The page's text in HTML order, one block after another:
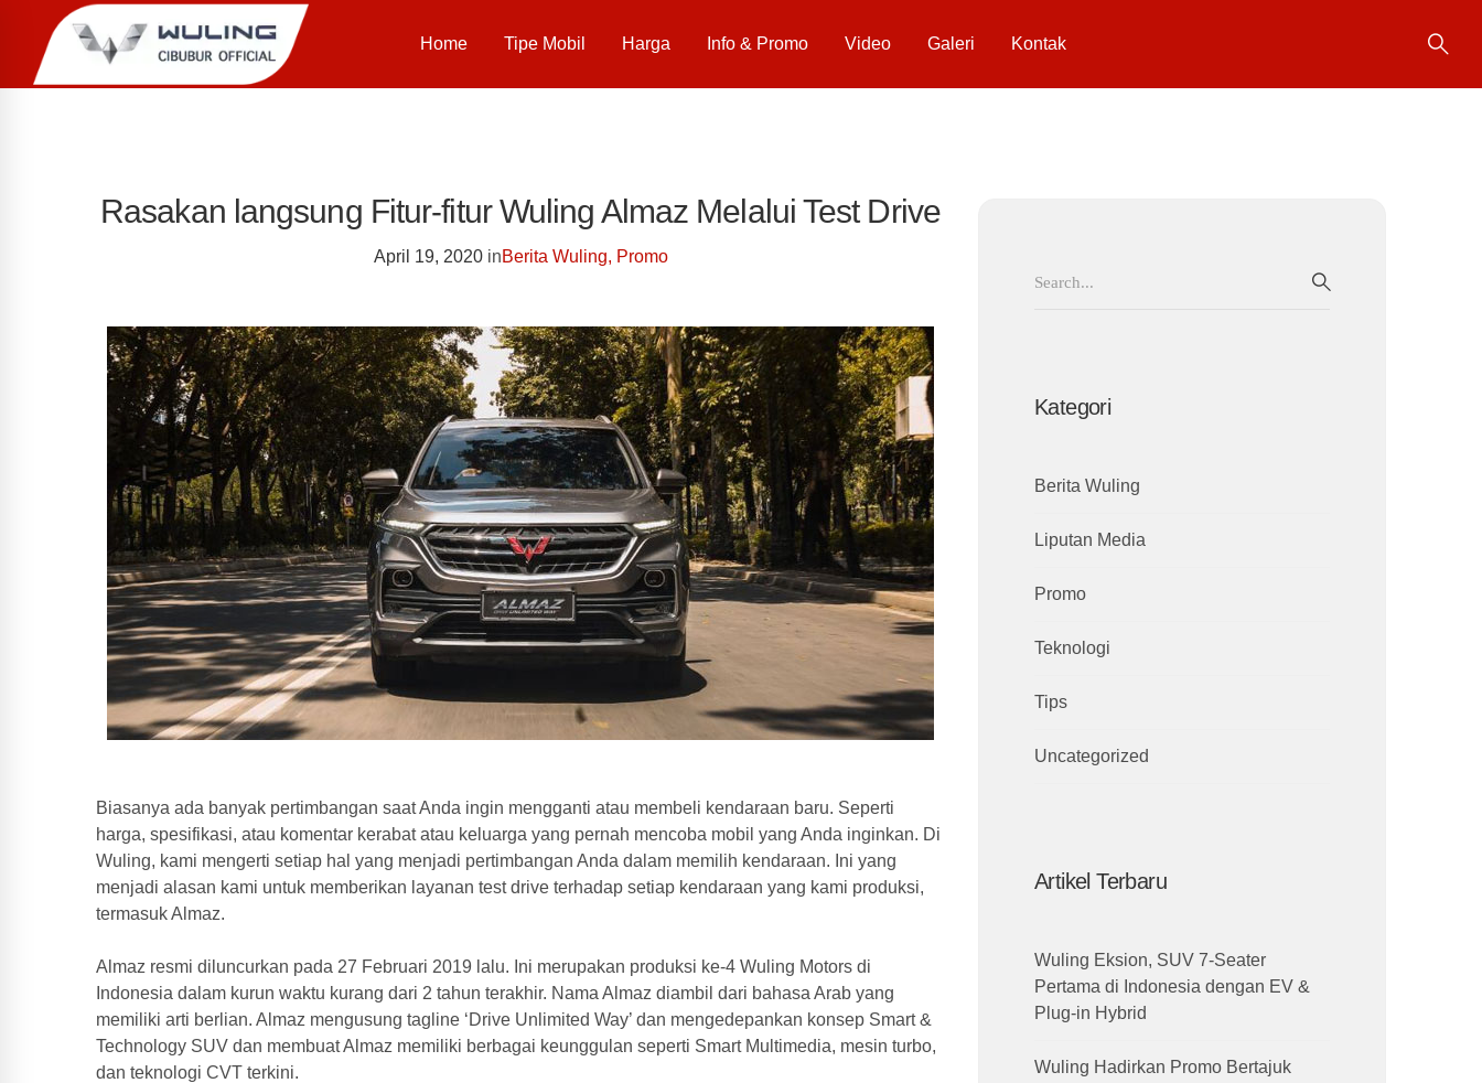
Home Tipe Mobil Harga Info & Promo Video Galeri Kontak
Rasakan langsung Fitur-fitur Wuling Almaz Melalui Test Drive
April 19, 2020inBerita Wuling, Promo
Biasanya ada banyak pertimbangan saat Anda ingin mengganti atau membeli kendaraan baru. Seperti
harga, spesifikasi, atau komentar kerabat atau keluarga yang pernah mencoba mobil yang Anda inginkan. Di
Wuling, kami mengerti setiap hal yang menjadi pertimbangan Anda dalam memilih kendaraan. Ini yang
menjadi alasan kami untuk memberikan layanan test drive terhadap setiap kendaraan yang kami produksi,
termasuk Almaz.
Almaz resmi diluncurkan pada 27 Februari 2019 lalu. Ini merupakan produksi ke-4 Wuling Motors di
Indonesia dalam kurun waktu kurang dari 2 tahun terakhir. Nama Almaz diambil dari bahasa Arab yang
memiliki arti berlian. Almaz mengusung tagline ‘Drive Unlimited Way’ dan mengedepankan konsep Smart &
Technology SUV dan membuat Almaz memiliki berbagai keunggulan seperti Smart Multimedia, mesin turbo,
dan teknologi CVT terkini.
for:
Kategori
Berita Wuling
Liputan Media
Promo
Teknologi
Tips
Uncategorized
Artikel Terbaru
Wuling Eksion, SUV 7-Seater
Pertama di Indonesia dengan EV &
Plug-in Hybrid
Wuling Hadirkan Promo Bertajuk